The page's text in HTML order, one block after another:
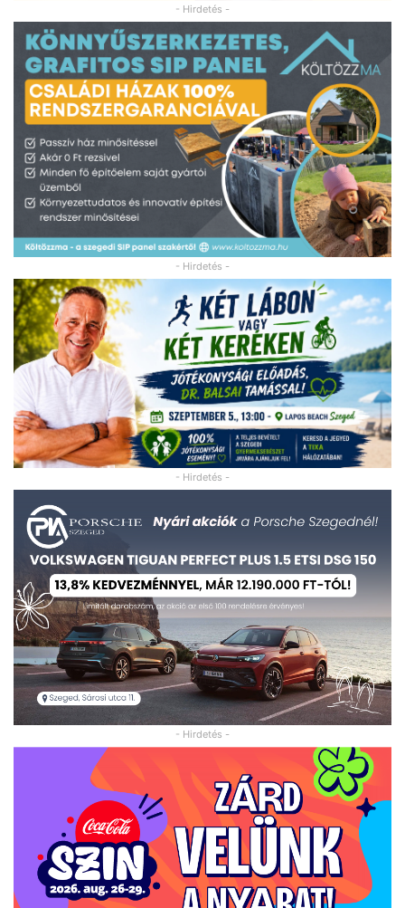
- Hirdetés -
- Hirdetés -
- Hirdetés -
- Hirdetés -